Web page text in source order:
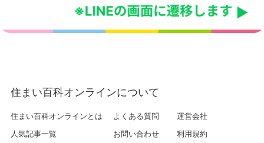
住まい百科オンラインについて
住まい百科オンラインとは
人気記事一覧
よくある質問
お問い合わせ
運営会社
利用規約